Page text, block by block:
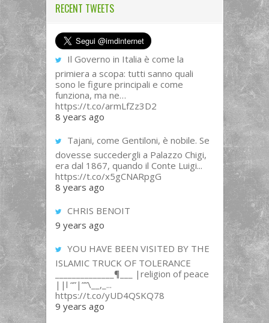
RECENT TWEETS
Il Governo in Italia è come la
primiera a scopa: tutti sanno quali
sono le figure principali e come
funziona, ma ne…
https://t.co/armLfZz3D2
8 years ago
Tajani, come Gentiloni, è nobile. Se
dovesse succedergli a Palazzo Chigi,
era dal 1867, quando il Conte Luigi...
https://t.co/x5gCNARpgG
8 years ago
CHRIS BENOIT
9 years ago
YOU HAVE BEEN VISITED BY THE
ISLAMIC TRUCK OF TOLERANCE
______________¶___ |religion of peace
||l “”|””\__,_...
https://t.co/yUD4QSKQ78
9 years ago